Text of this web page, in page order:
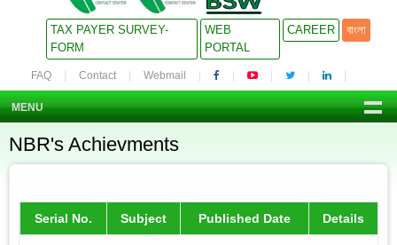
TAX PAYER SURVEY-
FORM
WEB
PORTAL
CAREER বাংলা
FAQ Contact Webmail
MENU
NBR's Achievments
Serial No. Subject Published Date Details